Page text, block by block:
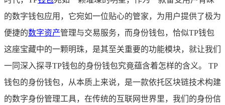
的数字钱包应用，它宛如一位贴心的管家，为用户提供了极为
便捷的数字资产管理与交易服务，而身份钱包，恰似TP钱包
这座宝藏中的一颗明珠，是其至关重要的功能模块，就让我们
一同深入探寻TP钱包的身份钱包究竟蕴含着怎样的含义。 TP
钱包的身份钱包，从本质上来说，是一款依托区块链技术构建
的数字身份管理工具，在传统的互联网世界里，我们的身份信